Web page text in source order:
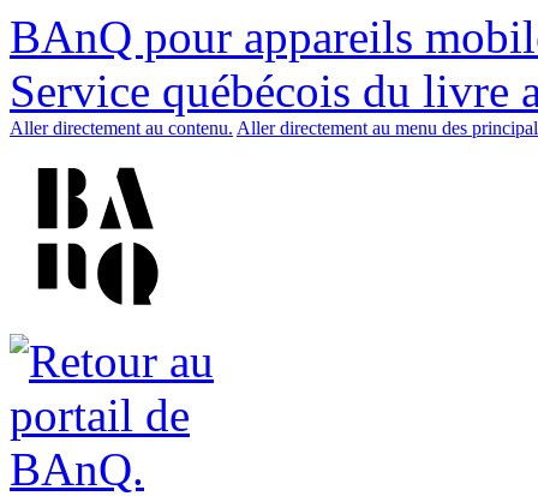
BAnQ pour appareils
Service québécois du livre
Aller directement au contenu. Aller directement au menu des